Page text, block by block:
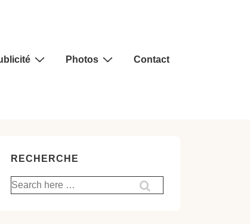
Photos Contact
RECHERCHE
Recherche
pour: